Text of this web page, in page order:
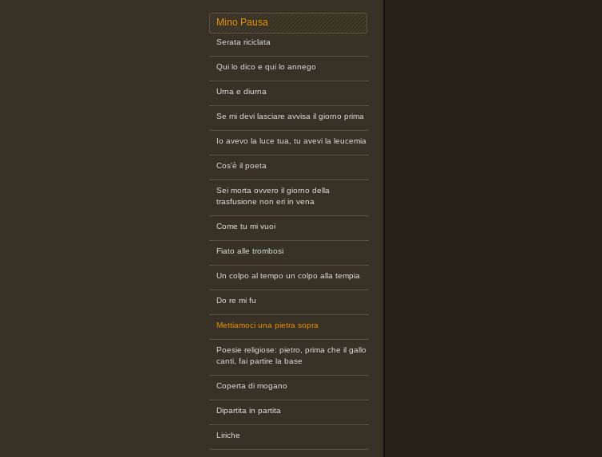
Mino Pausa
Serata riciclata
Qui lo dico e qui lo annego
Urna e diurna
Se mi devi lasciare avvisa il giorno prima
Io avevo la luce tua, tu avevi la leucemia
Cos'è il poeta
Sei morta ovvero il giorno della
trasfusione non eri in vena
Come tu mi vuoi
Fiato alle trombosi
Un colpo al tempo un colpo alla tempia
Do re mi fu
Mettiamoci una pietra sopra
Poesie religiose: pietro, prima che il gallo
canti, fai partire la base
Coperta di mogano
Dipartita in partita
Liriche